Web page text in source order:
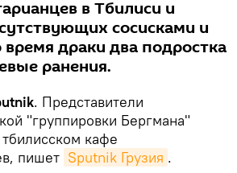
в Тбилиси и
сосисками и
драки два подростка
ранения.
. Представители
"группировки Бергмана"
кафе
пишет Sputnik Грузия .